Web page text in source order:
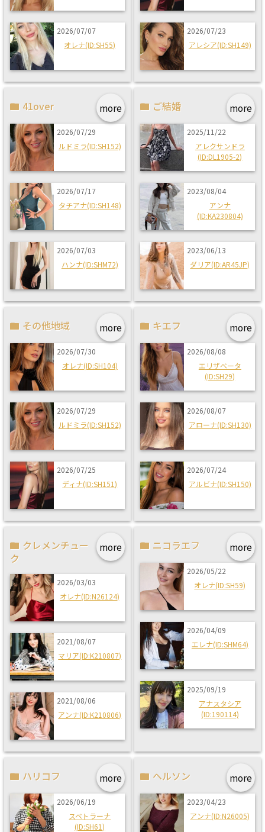
2026/07/07
オレナ(ID:SH55)
2026/07/23
アレシア(ID:SH149)
more
41over
2026/07/29
ルドミラ(ID:SH152)
2026/07/17
タチアナ(ID:SH148)
2026/07/03
ハンナ(ID:SHM72)
more
ご結婚
2025/11/22
アレクサンドラ
(ID:DL1905-2)
2023/08/04
アンナ
(ID:KA230804)
2023/06/13
ダリア(ID:AR45JP)
more
その他地域
2026/07/30
オレナ(ID:SH104)
2026/07/29
ルドミラ(ID:SH152)
2026/07/25
ディナ(ID:SH151)
more
キエフ
2026/08/08
エリザベータ
(ID:SH29)
2026/08/07
アローナ(ID:SH130)
2026/07/24
アルビナ(ID:SH150)
more
クレメンチュー
ク
2026/03/03
オレナ(ID:N26124)
2021/08/07
マリア(ID:K210807)
2021/08/06
アンナ(ID:K210806)
more
ニコラエフ
2026/05/22
オレナ(ID:SH59)
2026/04/09
エレナ(ID:SHM64)
2025/09/19
アナスタシア
(ID:190114)
more
ハリコフ
2026/06/19
スベトラーナ
(ID:SH61)
more
ヘルソン
2023/04/23
アンナ(ID:N26005)